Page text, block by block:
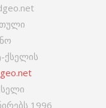
ქსელის
1996